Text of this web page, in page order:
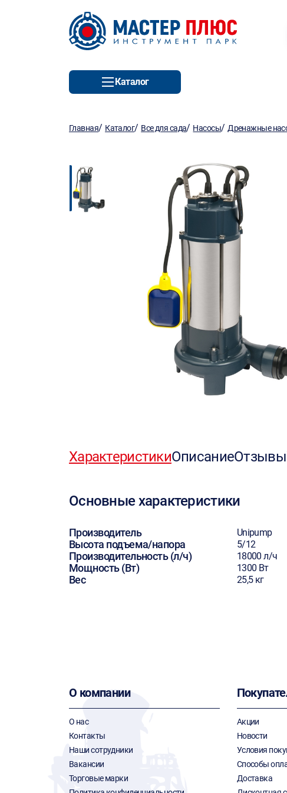
Каталог
Главная/ Каталог/ Все для сада/ Насосы/Дренажные
ХарактеристикиОписаниеОтзывы
Основные характеристики
Производитель Unipump
Высота подъема/напора 5/12
Производительность (л/ч) 18000 л/ч
Мощность (Вт) 1300 Вт
Вес 25,5 кг
О компании
О нас
Контакты
Наши сотрудники
Вакансии
Торговые марки
Акции
Новости
Условия
Способы
Доставка